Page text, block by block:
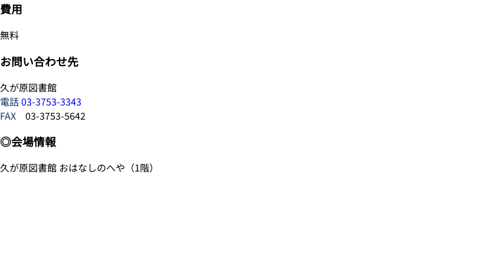
費用
無料
お問い合わせ先
久が原図書館
電話03-3753-3343
FAX 03-3753-5642
◎会場情報
久が原図書館 おはなしのへや（1階）